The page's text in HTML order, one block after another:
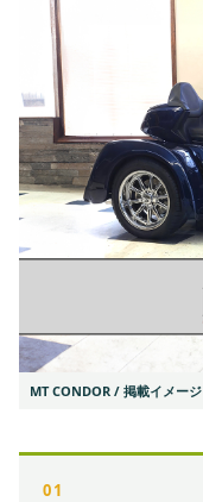
MT CONDOR / 掲載イメージ
01